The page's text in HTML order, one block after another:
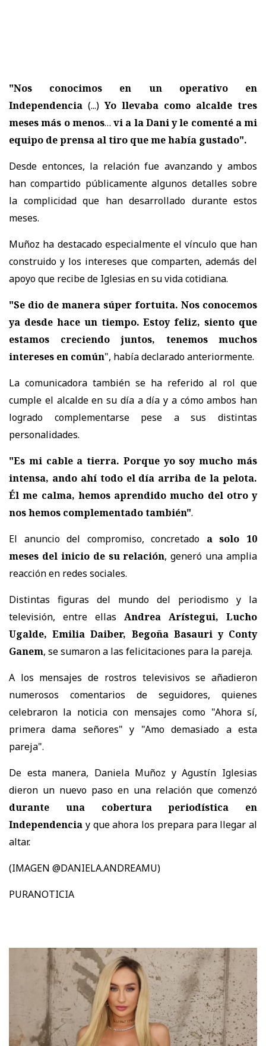
"Nos conocimos en un operativo en
Independencia (...)Yo llevaba como alcalde tres
meses más o menos… vi a la Dani y le comenté a mi
equipo de prensa al tiro que me había gustado".
Desde entonces, la relación fue avanzando y ambos
han compartido públicamente algunos detalles sobre
la complicidad que han desarrollado durante estos
meses.
Muñoz ha destacado especialmente el vínculo que han
construido y los intereses que comparten, además del
apoyo que recibe de Iglesias en su vida cotidiana.
"Se dio de manera súper fortuita. Nos conocemos
ya desde hace un tiempo. Estoy feliz, siento que
estamos creciendo juntos, tenemos muchos
intereses en común", había declarado anteriormente.
La comunicadora también se ha referido al rol que
cumple el alcalde en su día a día y a cómo ambos han
logrado complementarse pese a sus distintas
personalidades.
"Es mi cable a tierra. Porque yo soy mucho más
intensa, ando ahí todo el día arriba de la pelota.
Él me calma, hemos aprendido mucho del otro y
nos hemos complementado también".
El anuncio del compromiso, concretado a solo 10
meses del inicio de su relación, generó una amplia
reacción en redes sociales.
Distintas figuras del mundo del periodismo y la
televisión, entre ellas Andrea Arístegui, Lucho
Ugalde, Emilia Daiber, Begoña Basauri y Conty
Ganem, se sumaron a las felicitaciones para la pareja.
A los mensajes de rostros televisivos se añadieron
numerosos comentarios de seguidores, quienes
celebraron la noticia con mensajes como "Ahora sí,
primera dama señores" y "Amo demasiado a esta
pareja".
De esta manera, Daniela Muñoz y Agustín Iglesias
dieron un nuevo paso en una relación que comenzó
durante una cobertura periodística en
Independencia y que ahora los prepara para llegar al
altar.
(IMAGEN @DANIELA.ANDREAMU)
PURANOTICIA